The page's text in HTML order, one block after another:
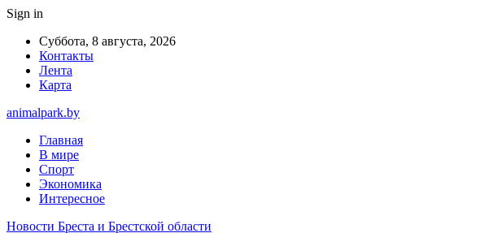
Sign in
Суббота, 8 августа, 2026
Контакты
Лента
Карта
animalpark.by
Главная
В мире
Спорт
Экономика
Интересное
Новости Бреста и Брестской области